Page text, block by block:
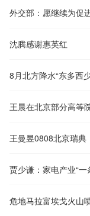
沈腾感谢惠英红
王曼昱0808北京瑞典